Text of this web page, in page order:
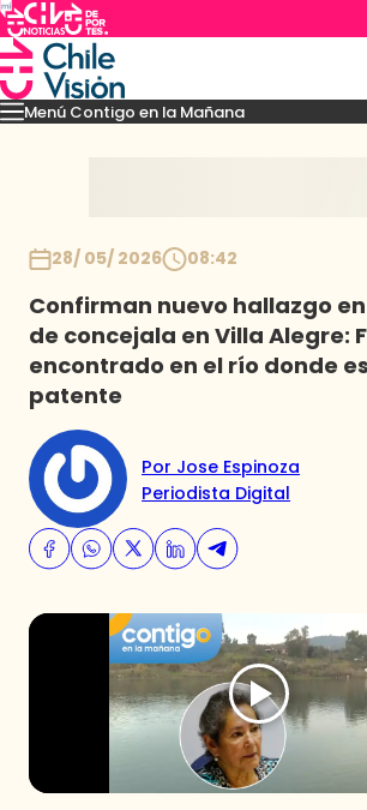
Menú Contigo en la Mañana
MomentosReportajesDenunciasPolicial
28/ 05/ 2026 08:42
Confirman nuevo hallazgo
de concejala en Villa Alegre:
encontrado en el río donde
patente
Por Jose Espinoza
Periodista Digital
Imperdibles
Programas
Contigo en Directo
Plan Perfecto
El Tiempo
Sabingo
Todos Los Programas